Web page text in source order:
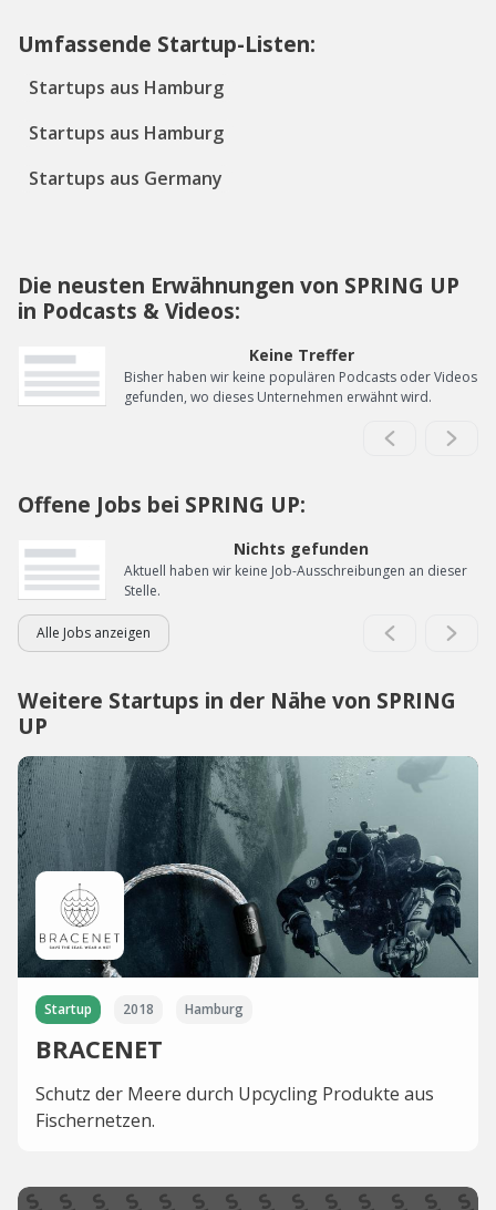
Umfassende Startup-Listen:
Startups aus Hamburg
Startups aus Hamburg
Startups aus Germany
Die neusten Erwähnungen von SPRING UP
in Podcasts & Videos:
Keine Treffer
Bisher haben wir keine populären Podcasts oder Videos
gefunden, wo dieses Unternehmen erwähnt wird.
Offene Jobs bei SPRING UP:
Nichts gefunden
Aktuell haben wir keine Job-Ausschreibungen an dieser
Stelle.
Alle Jobs anzeigen
Weitere Startups in der Nähe von SPRING
UP
Startup 2018 Hamburg
BRACENET
Schutz der Meere durch Upcycling Produkte aus
Fischernetzen.